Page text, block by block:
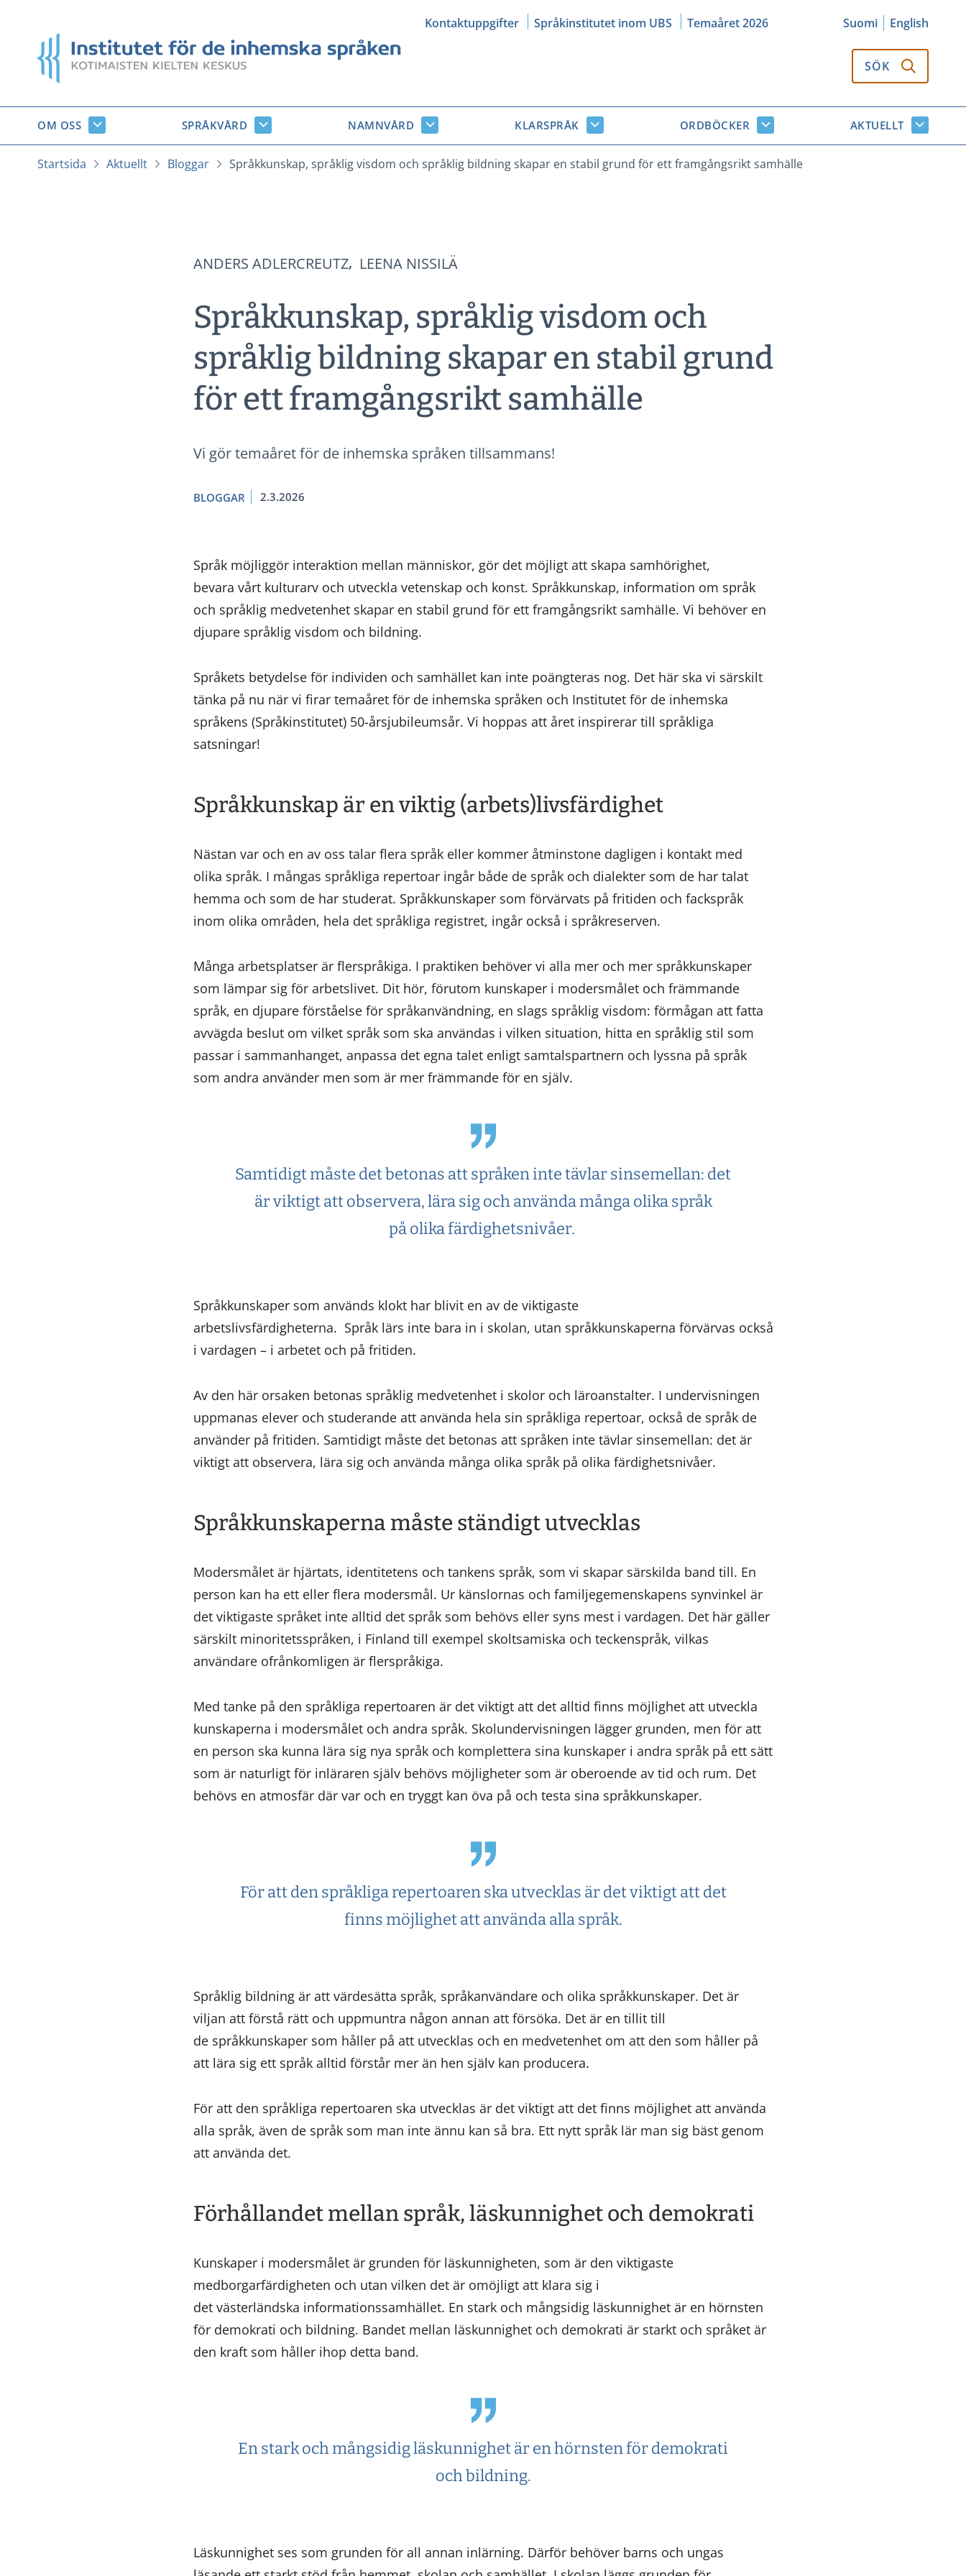
innehåll
Kontaktuppgifter Språkinstitutet inom UBS Temaåret 2026 Suomi
English
Startsida
SÖK
OM OSS
Om
oss
undersidor
SPRÅKVÅRD
Språkvård
undersidor
NAMNVÅRD
Namnvård
undersidor
KLARSPRÅK
Klarspråk
undersidor
ORDBÖCKER
Ordböcker
undersidor
AKTUELLT
Aktuellt
Startsida
Aktuellt Bloggar Språkkunskap, språklig visdom och språklig bildning skapar en stabil grund för ett framgångsrikt samhälle
ANDERS ADLERCREUTZ LEENA NISSILÄ
Språkkunskap, språklig visdom och
språklig bildning skapar en stabil grund
för ett framgångsrikt samhälle
Vi gör temaåret för de inhemska språken tillsammans!
BLOGGAR 2.3.2026
Språk möjliggör interaktion mellan människor, gör det möjligt att skapa samhörighet,
bevara vårt kulturarv och utveckla vetenskap och konst. Språkkunskap, information om språk
och språklig medvetenhet skapar en stabil grund för ett framgångsrikt samhälle. Vi behöver en
djupare språklig visdom och bildning.
Språkets betydelse för individen och samhället kan inte poängteras nog. Det här ska vi särskilt
tänka på nu när vi firar temaåret för de inhemska språken och Institutet för de inhemska
språkens (Språkinstitutet) 50-årsjubileumsår. Vi hoppas att året inspirerar till språkliga
satsningar!
Språkkunskap är en viktig (arbets)livsfärdighet
Nästan var och en av oss talar flera språk eller kommer åtminstone dagligen i kontakt med
olika språk. I mångas språkliga repertoar ingår både de språk och dialekter som de har talat
hemma och som de har studerat. Språkkunskaper som förvärvats på fritiden och fackspråk
inom olika områden, hela det språkliga registret, ingår också i språkreserven.
Många arbetsplatser är flerspråkiga. I praktiken behöver vi alla mer och mer språkkunskaper
som lämpar sig för arbetslivet. Dit hör, förutom kunskaper i modersmålet och främmande
språk, en djupare förståelse för språkanvändning, en slags språklig visdom: förmågan att fatta
avvägda beslut om vilket språk som ska användas i vilken situation, hitta en språklig stil som
passar i sammanhanget, anpassa det egna talet enligt samtalspartnern och lyssna på språk
som andra använder men som är mer främmande för en själv.
Samtidigt måste det betonas att språken inte tävlar sinsemellan: det
är viktigt att observera, lära sig och använda många olika språk
på olika färdighetsnivåer.
Språkkunskaper som används klokt har blivit en av de viktigaste
arbetslivsfärdigheterna. Språk lärs inte bara in i skolan, utan språkkunskaperna förvärvas också
i vardagen – i arbetet och på fritiden.
Av den här orsaken betonas språklig medvetenhet i skolor och läroanstalter. I undervisningen
uppmanas elever och studerande att använda hela sin språkliga repertoar, också de språk de
använder på fritiden. Samtidigt måste det betonas att språken inte tävlar sinsemellan: det är
viktigt att observera, lära sig och använda många olika språk på olika färdighetsnivåer.
Språkkunskaperna måste ständigt utvecklas
Modersmålet är hjärtats, identitetens och tankens språk, som vi skapar särskilda band till. En
person kan ha ett eller flera modersmål. Ur känslornas och familjegemenskapens synvinkel är
det viktigaste språket inte alltid det språk som behövs eller syns mest i vardagen. Det här gäller
särskilt minoritetsspråken, i Finland till exempel skoltsamiska och teckenspråk, vilkas
användare ofrånkomligen är flerspråkiga.
Med tanke på den språkliga repertoaren är det viktigt att det alltid finns möjlighet att utveckla
kunskaperna i modersmålet och andra språk. Skolundervisningen lägger grunden, men för att
en person ska kunna lära sig nya språk och komplettera sina kunskaper i andra språk på ett sätt
som är naturligt för inläraren själv behövs möjligheter som är oberoende av tid och rum. Det
behövs en atmosfär där var och en tryggt kan öva på och testa sina språkkunskaper.
För att den språkliga repertoaren ska utvecklas är det viktigt att det
finns möjlighet att använda alla språk.
Språklig bildning är att värdesätta språk, språkanvändare och olika språkkunskaper. Det är
viljan att förstå rätt och uppmuntra någon annan att försöka. Det är en tillit till
de språkkunskaper som håller på att utvecklas och en medvetenhet om att den som håller på
att lära sig ett språk alltid förstår mer än hen själv kan producera.
För att den språkliga repertoaren ska utvecklas är det viktigt att det finns möjlighet att använda
alla språk, även de språk som man inte ännu kan så bra. Ett nytt språk lär man sig bäst genom
att använda det.
Förhållandet mellan språk, läskunnighet och demokrati
Kunskaper i modersmålet är grunden för läskunnigheten, som är den viktigaste
medborgarfärdigheten och utan vilken det är omöjligt att klara sig i
det västerländska informationssamhället. En stark och mångsidig läskunnighet är en hörnsten
för demokrati och bildning. Bandet mellan läskunnighet och demokrati är starkt och språket är
den kraft som håller ihop detta band.
En stark och mångsidig läskunnighet är en hörnsten för demokrati
och bildning.
Läskunnighet ses som grunden för all annan inlärning. Därför behöver barns och ungas